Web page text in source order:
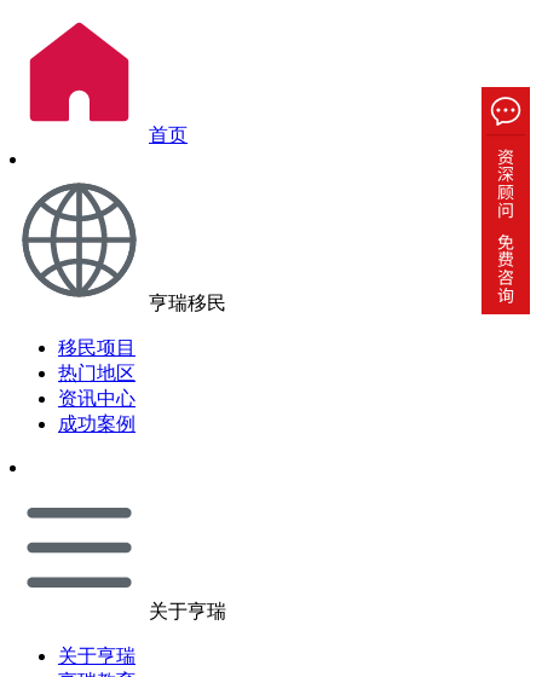
首页
亨瑞移民
移民项目
热门地区
资讯中心
成功案例
关于亨瑞
关于亨瑞